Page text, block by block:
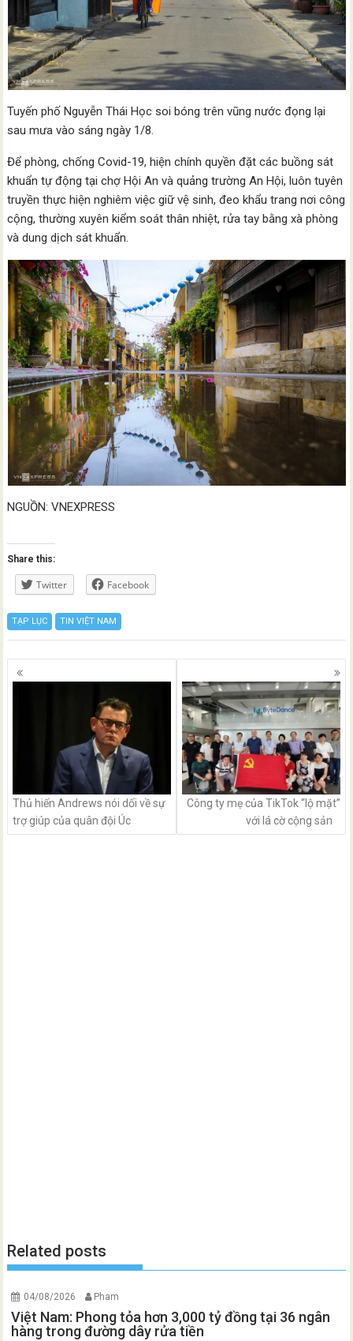
Tuyến phố Nguyễn Thái Học soi bóng trên vũng nước đọng lại
sau mưa vào sáng ngày 1/8.
Để phòng, chống Covid-19, hiện chính quyền đặt các buồng sát
khuẩn tự động tại chợ Hội An và quảng trường An Hội, luôn tuyên
truyền thực hiện nghiêm việc giữ vệ sinh, đeo khẩu trang nơi công
cộng, thường xuyên kiểm soát thân nhiệt, rửa tay bằng xà phòng
và dung dịch sát khuẩn.
NGUỒN: VNEXPRESS
Share this:
Twitter Facebook
TẠP LỤC TIN VIỆT NAM
Posts
navigation
Thủ hiến Andrews nói dối về sự
trợ giúp của quân đội Úc
Công ty mẹ của TikTok “lộ mặt”
với lá cờ cộng sản
Related posts
04/08/2026 Pham
Việt Nam: Phong tỏa hơn 3,000 tỷ đồng tại 36 ngân
hàng trong đường dây rửa tiền